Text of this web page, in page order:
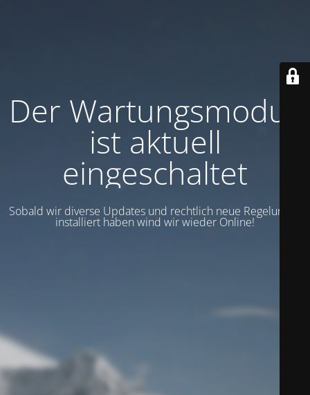
Der Wartungsmodus
ist aktuell
eingeschaltet
Sobald wir diverse Updates und rechtlich neue Regelungen
installiert haben wind wir wieder Online!